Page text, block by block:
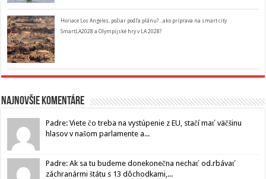
Horiace Los Angeles, požiar podľa plánu? ..ako príprava na smart city
SmartLA2028 a Olympijské hry v LA 2028?
Najnovšie komentáre
Padre: Viete čo treba na vystúpenie z EU, stačí mať väčšinu
hlasov v našom parlamente a...
Padre: Ak sa tu budeme donekonečna nechať od.rbávať
záchranármi štátu s 13 dôchodkami,...